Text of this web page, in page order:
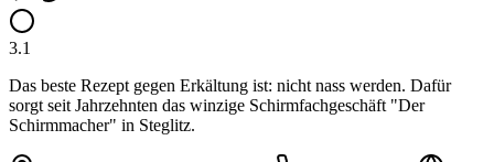
3.1
Das beste Rezept gegen Erkältung ist: nicht nass werden. Dafür
sorgt seit Jahrzehnten das winzige Schirmfachgeschäft "Der
Schirmmacher" in Steglitz.